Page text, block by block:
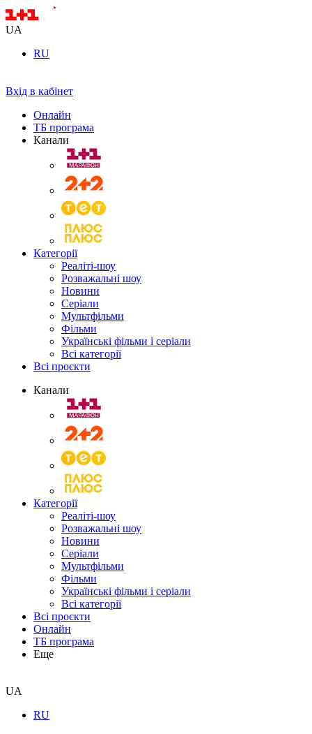
UA
RU
Вхід в кабінет
Онлайн
ТБ програма
Канали
Категорії
Реаліті-шоу
Розважальні шоу
Новини
Серіали
Мультфільми
Фільми
Українські фільми і серіали
Всі категорії
Всі проєкти
Канали
Категорії
Реаліті-шоу
Розважальні шоу
Новини
Серіали
Мультфільми
Фільми
Українські фільми і серіали
Всі категорії
Всі проєкти
Онлайн
ТБ програма
Еще
UA
RU